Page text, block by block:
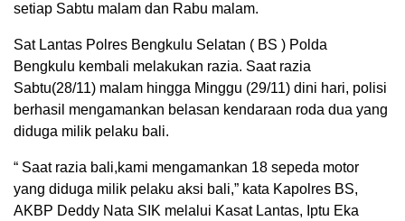
setiap Sabtu malam dan Rabu malam.
Sat Lantas Polres Bengkulu Selatan ( BS ) Polda
Bengkulu kembali melakukan razia. Saat razia
Sabtu(28/11) malam hingga Minggu (29/11) dini hari, polisi
berhasil mengamankan belasan kendaraan roda dua yang
diduga milik pelaku bali.
“ Saat razia bali,kami mengamankan 18 sepeda motor
yang diduga milik pelaku aksi bali,” kata Kapolres BS,
AKBP Deddy Nata SIK melalui Kasat Lantas, Iptu Eka